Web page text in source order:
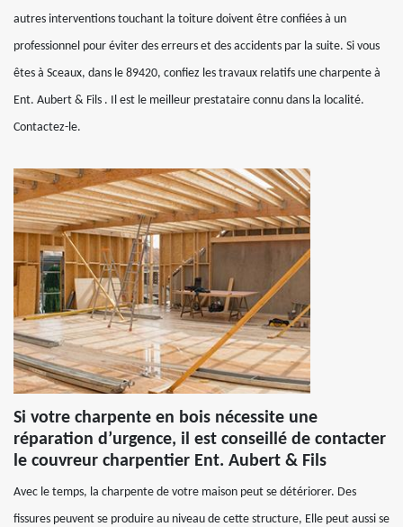
autres interventions touchant la toiture doivent être confiées à un
professionnel pour éviter des erreurs et des accidents par la suite. Si vous
êtes à Sceaux, dans le 89420, confiez les travaux relatifs une charpente à
Ent. Aubert & Fils . Il est le meilleur prestataire connu dans la localité.
Contactez-le.
Si votre charpente en bois nécessite une
réparation d’urgence, il est conseillé de contacter
le couvreur charpentier Ent. Aubert & Fils
Avec le temps, la charpente de votre maison peut se détériorer. Des
fissures peuvent se produire au niveau de cette structure, Elle peut aussi se